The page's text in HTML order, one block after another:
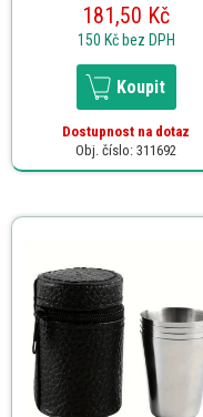
181,50 Kč
150 Kč bez DPH
Koupit
Dostupnost na dotaz
Obj. číslo: 311692